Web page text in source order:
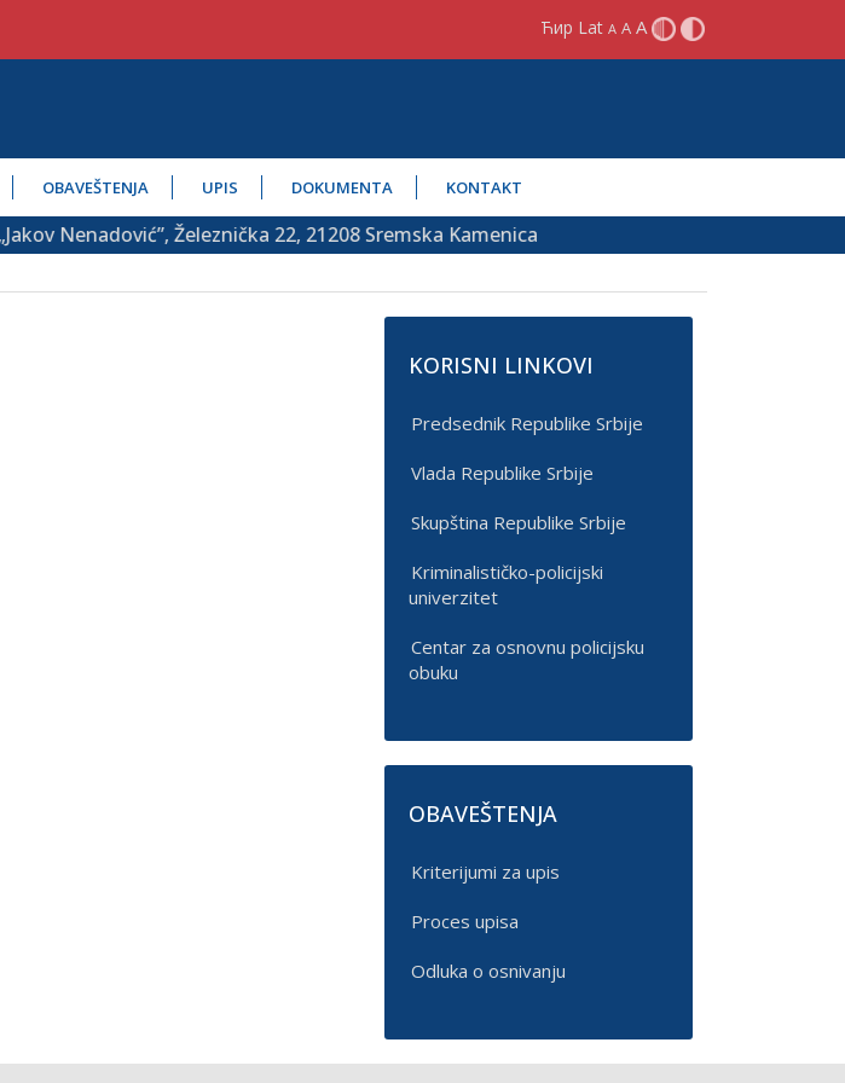
Ћир Lat A A A
OBAVEŠTENJA UPIS DOKUMENTA KONTAKT
Nenadović”, Železnička 22, 21208 Sremska Kamenica
KORISNI LINKOVI
Predsednik Republike Srbije
Vlada Republike Srbije
Skupština Republike Srbije
Kriminalističko-policijski
univerzitet
Centar za osnovnu policijsku
obuku
OBAVEŠTENJA
Kriterijumi za upis
Proces upisa
Odluka o osnivanju